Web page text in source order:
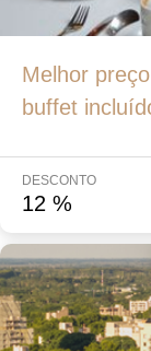
Melhor
buffet
DESCONTO
12 %